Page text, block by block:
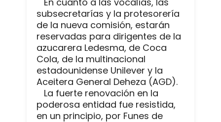
subsecretarías y la protesorería
de la nueva comisión, estarán
reservadas para dirigentes de la
azucarera Ledesma, de Coca
Cola, de la multinacional
estadounidense Unilever y la
Aceitera General Deheza (AGD).
La fuerte renovación en la
poderosa entidad fue resistida,
en un principio, por Funes de